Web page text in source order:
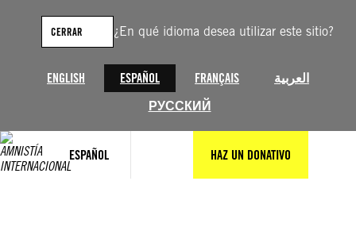
¿En qué idioma desea utilizar este sitio?
ENGLISH ESPAÑOL FRANÇAIS
العربية
РУССКИЙ
CERRAR
ESPAÑOL HAZ UN DONATIVO